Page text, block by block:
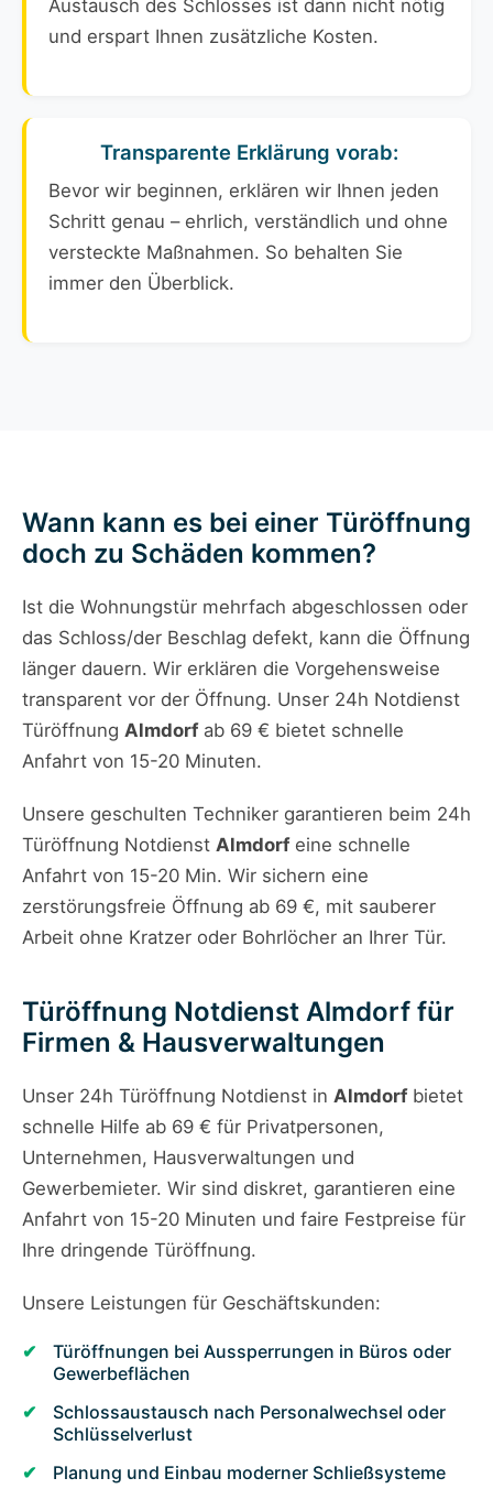
Austausch des Schlosses ist dann nicht nötig
und erspart Ihnen zusätzliche Kosten.
Transparente Erklärung vorab:
Bevor wir beginnen, erklären wir Ihnen jeden
Schritt genau – ehrlich, verständlich und ohne
versteckte Maßnahmen. So behalten Sie
immer den Überblick.
Wann kann es bei einer Türöffnung
doch zu Schäden kommen?
Ist die Wohnungstür mehrfach abgeschlossen oder
das Schloss/der Beschlag defekt, kann die Öffnung
länger dauern. Wir erklären die Vorgehensweise
transparent vor der Öffnung. Unser 24h Notdienst
Türöffnung Almdorfab 69 € bietet schnelle
Anfahrt von 15-20 Minuten.
Unsere geschulten Techniker garantieren beim 24h
Türöffnung Notdienst Almdorfeine schnelle
Anfahrt von 15-20 Min. Wir sichern eine
zerstörungsfreie Öffnung ab 69 €, mit sauberer
Arbeit ohne Kratzer oder Bohrlöcher an Ihrer Tür.
Türöffnung Notdienst Almdorf für
Firmen & Hausverwaltungen
Unser 24h Türöffnung Notdienst in Almdorfbietet
schnelle Hilfe ab 69 € für Privatpersonen,
Unternehmen, Hausverwaltungen und
Gewerbemieter. Wir sind diskret, garantieren eine
Anfahrt von 15-20 Minuten und faire Festpreise für
Ihre dringende Türöffnung.
Unsere Leistungen für Geschäftskunden:
Türöffnungen bei Aussperrungen in Büros oder
Gewerbeflächen
Schlossaustausch nach Personalwechsel oder
Schlüsselverlust
Planung und Einbau moderner Schließsysteme